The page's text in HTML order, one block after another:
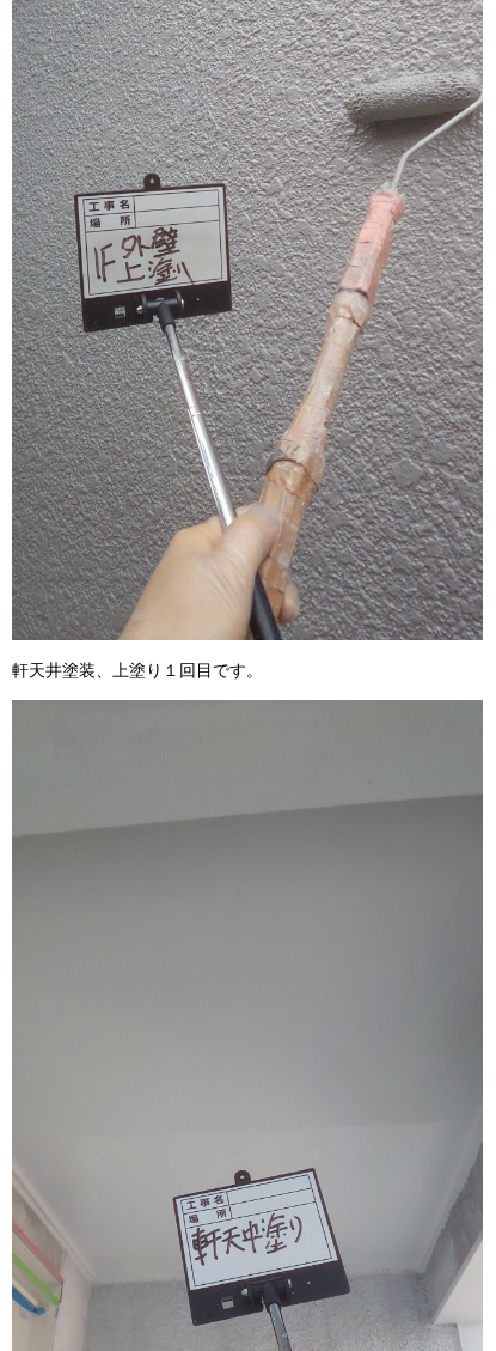
軒天井塗装、上塗り１回目です。